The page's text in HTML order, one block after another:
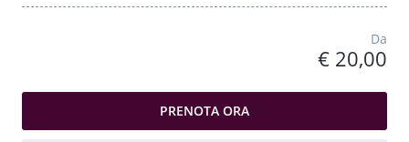
Da
€ 20,00
PRENOTA ORA